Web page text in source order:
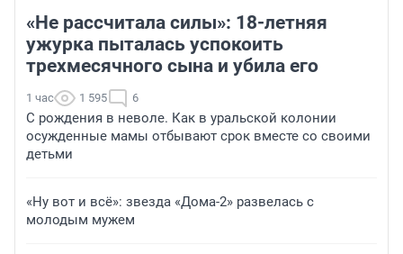
«Не рассчитала силы»: 18-летняя
ужурка пыталась успокоить
трехмесячного сына и убила его
1 час 1 595 6
С рождения в неволе. Как в уральской колонии
осужденные мамы отбывают срок вместе со своими
детьми
«Ну вот и всё»: звезда «Дома-2» развелась с
молодым мужем